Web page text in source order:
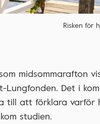
Risken för
midsommarafton
Lungfonden. Det i
till att förklara varför
studien.